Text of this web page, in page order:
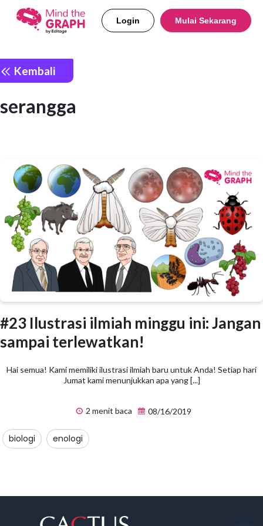
Login Mulai Sekarang
Kembali
serangga
#23 Ilustrasi ilmiah minggu ini: Jangan
sampai terlewatkan!
Hai semua! Kami memiliki ilustrasi ilmiah baru untuk Anda! Setiap hari
Jumat kami menunjukkan apa yang [...]
2 menit baca 08/16/2019
biologi enologi